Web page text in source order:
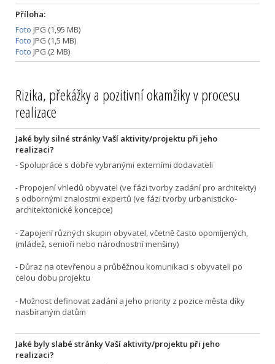
Příloha:
Foto JPG (1,95 MB)
Foto JPG (1,5 MB)
Foto JPG (2 MB)
Rizika, překážky a pozitivní okamžiky v procesu
realizace
Jaké byly silné stránky Vaší aktivity/projektu při jeho
realizaci?
- Spolupráce s dobře vybranými externími dodavateli
- Propojení vhledů obyvatel (ve fázi tvorby zadání pro architekty)
s odbornými znalostmi expertů (ve fázi tvorby urbanisticko-
architektonické koncepce)
- Zapojení různých skupin obyvatel, včetně často opomíjených,
(mládež, senioři nebo národnostní menšiny)
- Důraz na otevřenou a průběžnou komunikaci s obyvateli po
celou dobu projektu
- Možnost definovat zadání a jeho priority z pozice města díky
nasbíraným datům
Jaké byly slabé stránky Vaší aktivity/projektu při jeho
realizaci?